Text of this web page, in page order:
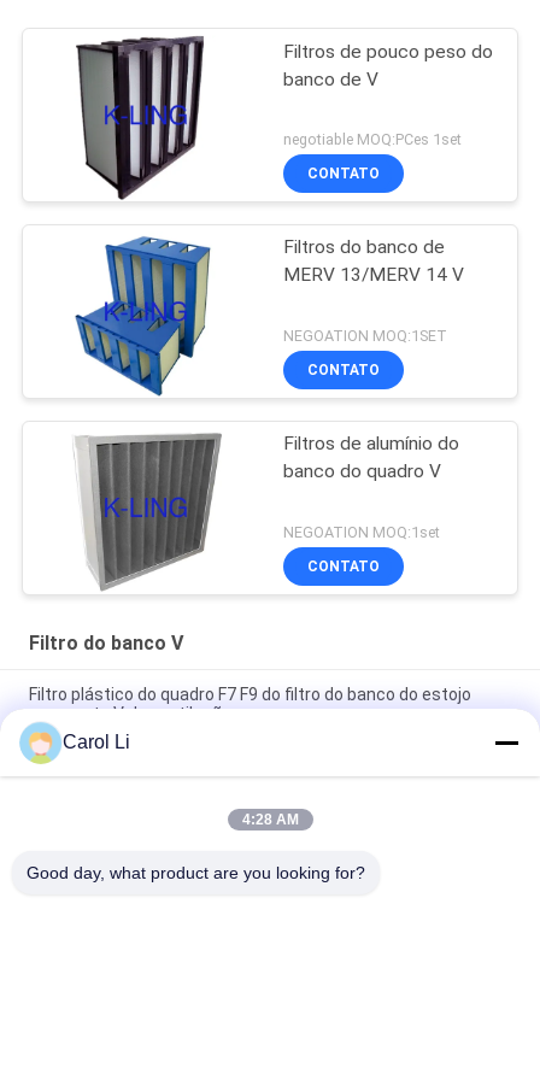
Filtros de pouco peso do
banco de V
negotiable MOQ:PCes 1set
CONTATO
Filtros do banco de
MERV 13/MERV 14 V
NEGOATION MOQ:1SET
CONTATO
Filtros de alumínio do
banco do quadro V
NEGOATION MOQ:1set
CONTATO
Filtro do banco V
Filtro plástico do quadro F7 F9 do filtro do banco do estojo
compacto V da ventilação
Quadro plástico do filtro do banco de Purifie V do filtro do ISO
com volume de ar grande
Eficiência plástica do meio de filtro do ar do bolso do banco do
Carol Li
4:28 AM
Good day, what product are you looking for?